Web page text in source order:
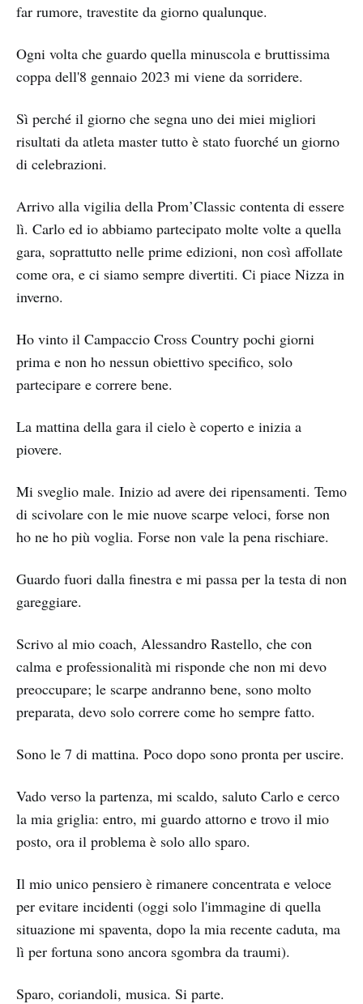
far rumore, travestite da giorno qualunque.
Ogni volta che guardo quella minuscola e bruttissima
coppa dell'8 gennaio 2023 mi viene da sorridere.
Sì perché il giorno che segna uno dei miei migliori
risultati da atleta master tutto è stato fuorché un giorno
di celebrazioni.
Arrivo alla vigilia della Prom’Classic contenta di essere
lì. Carlo ed io abbiamo partecipato molte volte a quella
gara, soprattutto nelle prime edizioni, non così affollate
come ora, e ci siamo sempre divertiti. Ci piace Nizza in
inverno.
Ho vinto il Campaccio Cross Country pochi giorni
prima e non ho nessun obiettivo specifico, solo
partecipare e correre bene.
La mattina della gara il cielo è coperto e inizia a
piovere.
Mi sveglio male. Inizio ad avere dei ripensamenti. Temo
di scivolare con le mie nuove scarpe veloci, forse non
ho ne ho più voglia. Forse non vale la pena rischiare.
Guardo fuori dalla finestra e mi passa per la testa di non
gareggiare.
Scrivo al mio coach, Alessandro Rastello, che con
calma e professionalità mi risponde che non mi devo
preoccupare; le scarpe andranno bene, sono molto
preparata, devo solo correre come ho sempre fatto.
Sono le 7 di mattina. Poco dopo sono pronta per uscire.
Vado verso la partenza, mi scaldo, saluto Carlo e cerco
la mia griglia: entro, mi guardo attorno e trovo il mio
posto, ora il problema è solo allo sparo.
Il mio unico pensiero è rimanere concentrata e veloce
per evitare incidenti (oggi solo l'immagine di quella
situazione mi spaventa, dopo la mia recente caduta, ma
lì per fortuna sono ancora sgombra da traumi).
Sparo, coriandoli, musica. Si parte.